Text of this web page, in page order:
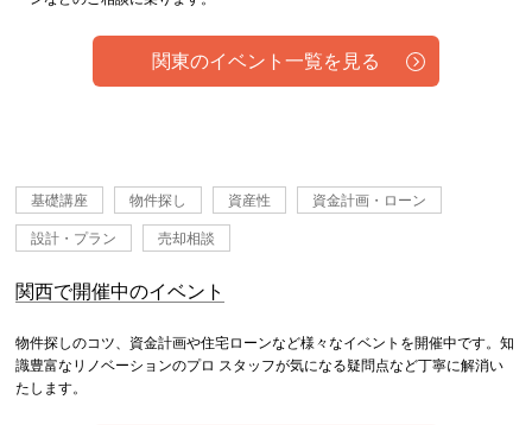
関東のイベント一覧を見る
基礎講座 物件探し 資産性 資金計画・ローン
設計・プラン 売却相談
関西で開催中のイベント
物件探しのコツ、資金計画や住宅ローンなど様々なイベントを開催中です。知
識豊富なリノベーションのプロ スタッフが気になる疑問点など丁寧に解消い
たします。